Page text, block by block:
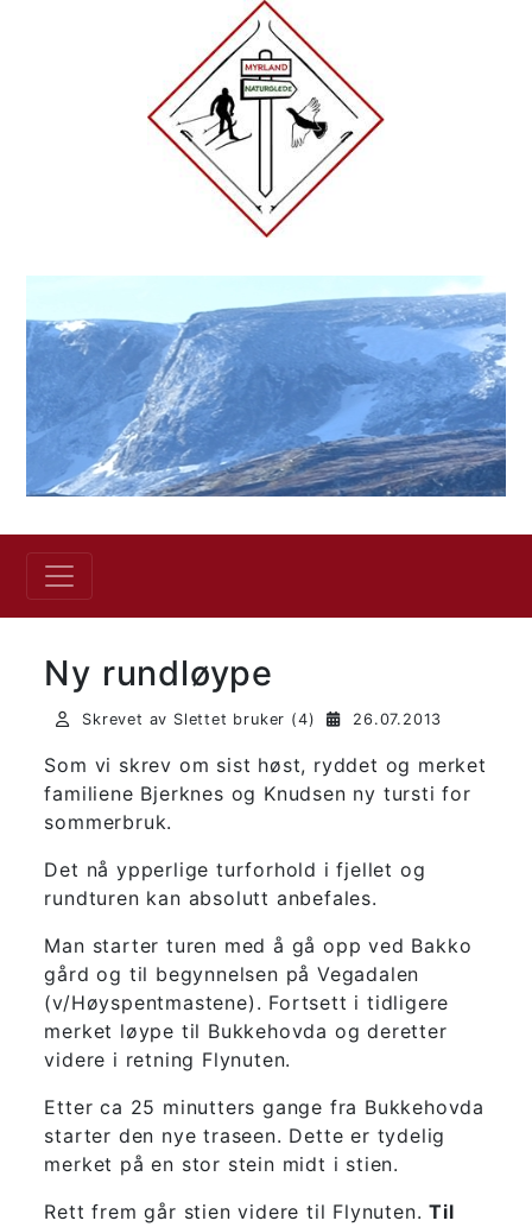
Ny rundløype
Skrevet av Slettet bruker (4) 26.07.2013
Som vi skrev om sist høst, ryddet og merket
familiene Bjerknes og Knudsen ny tursti for
sommerbruk.
Det nå ypperlige turforhold i fjellet og
rundturen kan absolutt anbefales.
Man starter turen med å gå opp ved Bakko
gård og til begynnelsen på Vegadalen
(v/Høyspentmastene). Fortsett i tidligere
merket løype til Bukkehovda og deretter
videre i retning Flynuten.
Etter ca 25 minutters gange fra Bukkehovda
starter den nye traseen. Dette er tydelig
merket på en stor stein midt i stien.
Rett frem går stien videre til Flynuten.Til